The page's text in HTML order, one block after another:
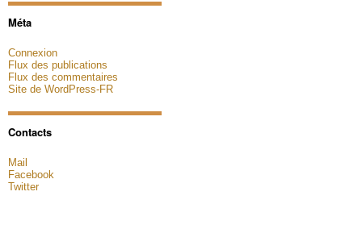
Méta
Connexion
Flux des publications
Flux des commentaires
Site de WordPress-FR
Contacts
Mail
Facebook
Twitter